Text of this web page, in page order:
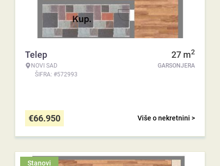
Telep
NOVI SAD
ŠIFRA: #572993
27 m2
GARSONJERA
Više o nekretnini >
€66.950
Stanovi